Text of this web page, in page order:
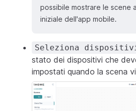
possibile mostrare le scene
iniziale dell'app mobile.
Seleziona
stato dei dispositivi che
impostati quando la scena